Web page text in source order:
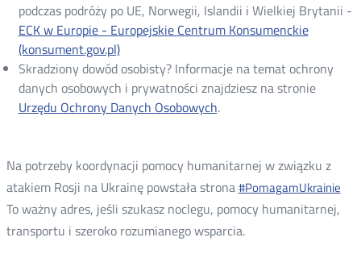
podczas podróży po UE, Norwegii, Islandii i Wielkiej Brytanii -
ECK w Europie - Europejskie Centrum Konsumenckie
(konsument.gov.pl)
Skradziony dowód osobisty? Informacje na temat ochrony
danych osobowych i prywatności znajdziesz na stronie
Urzędu Ochrony Danych Osobowych.
Na potrzeby koordynacji pomocy humanitarnej w związku z
atakiem Rosji na Ukrainę powstała strona#PomagamUkrainie
To ważny adres, jeśli szukasz noclegu, pomocy humanitarnej,
transportu i szeroko rozumianego wsparcia.